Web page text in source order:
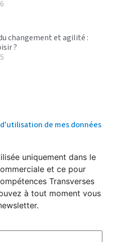
changement et agilité :
?
de mes données
uniquement dans le
et ce pour
Transverses
à tout moment vous